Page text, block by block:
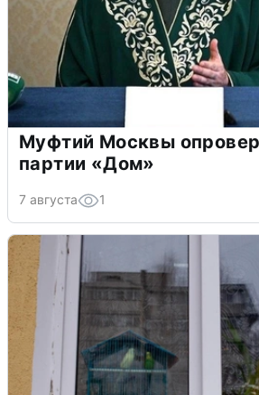
Муфтий Москвы
партии «Дом»
7 августа 1